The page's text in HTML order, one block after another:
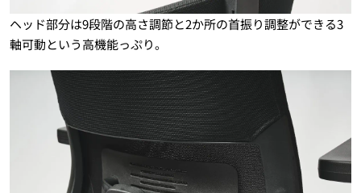
ヘッド部分は9段階の高さ調節と2か所の首振り調整ができる3
軸可動という高機能っぷり。